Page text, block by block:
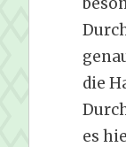
die
es